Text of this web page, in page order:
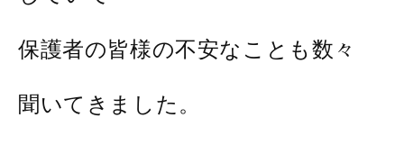
保護者の皆様の不安なことも数々
聞いてきました。